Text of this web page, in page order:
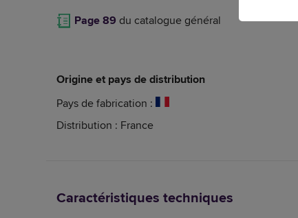
Page 89 du catalogue général
Origine et pays de distribution
Pays de fabrication :
Distribution : France
Caractéristiques techniques